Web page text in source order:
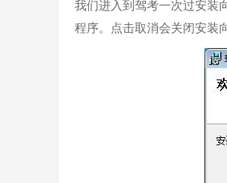
我们进入到驾考一次过安装
程序。点击取消会关闭安装